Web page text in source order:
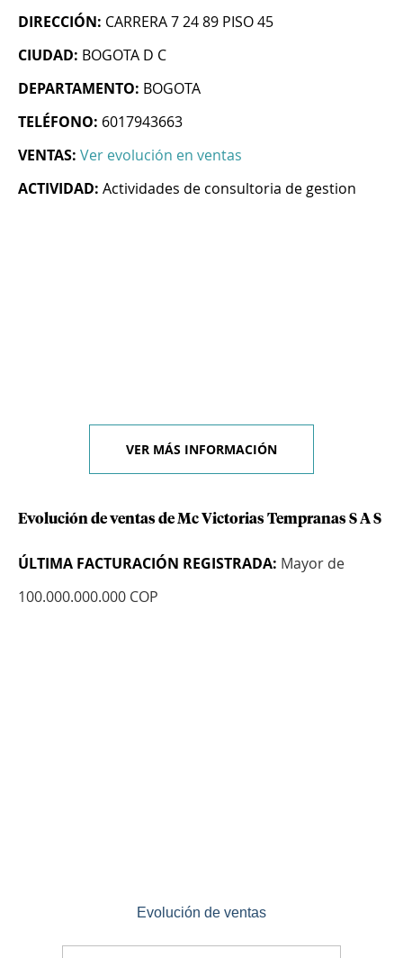
DIRECCIÓN: CARRERA 7 24 89 PISO 45
CIUDAD: BOGOTA D C
DEPARTAMENTO: BOGOTA
TELÉFONO: 6017943663
VENTAS: Ver evolución en ventas
ACTIVIDAD: Actividades de consultoria de gestion
VER MÁS INFORMACIÓN
Evolución de ventas de Mc Victorias Tempranas S A S
ÚLTIMA FACTURACIÓN REGISTRADA: Mayor de
100.000.000.000 COP
Evolución de ventas